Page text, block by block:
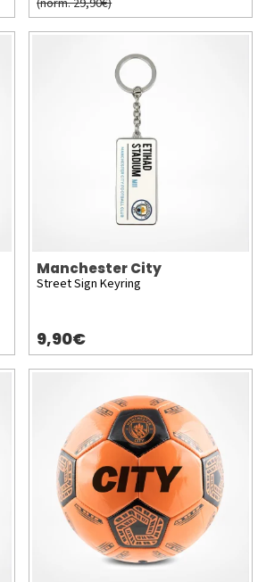
Manchester City
Street Sign Keyring
9,90€